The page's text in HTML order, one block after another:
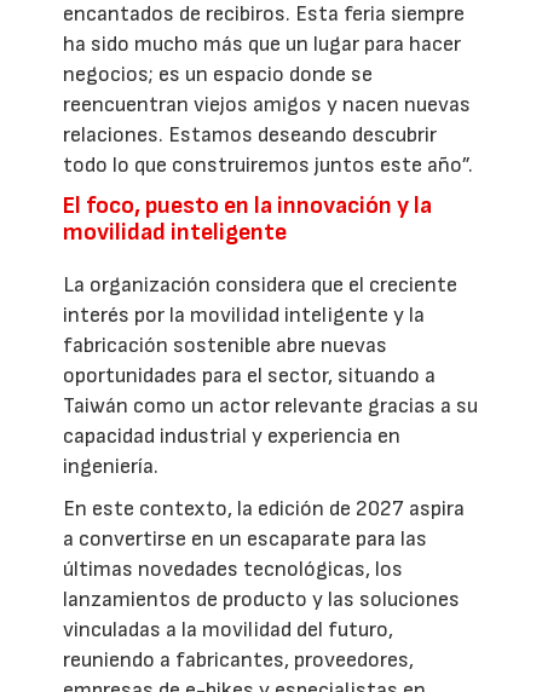
encantados de recibiros. Esta feria siempre
ha sido mucho más que un lugar para hacer
negocios; es un espacio donde se
reencuentran viejos amigos y nacen nuevas
relaciones. Estamos deseando descubrir
todo lo que construiremos juntos este año”.
El foco, puesto en la innovación y la
movilidad inteligente
La organización considera que el creciente
interés por la movilidad inteligente y la
fabricación sostenible abre nuevas
oportunidades para el sector, situando a
Taiwán como un actor relevante gracias a su
capacidad industrial y experiencia en
ingeniería.
En este contexto, la edición de 2027 aspira
a convertirse en un escaparate para las
últimas novedades tecnológicas, los
lanzamientos de producto y las soluciones
vinculadas a la movilidad del futuro,
reuniendo a fabricantes, proveedores,